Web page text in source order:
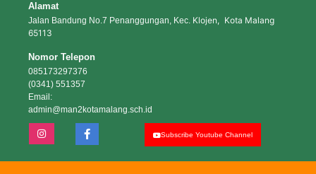
Alamat
Jalan Bandung No.7 Penanggungan, Kec. Klojen, Kota Malang
65113
Nomor Telepon
085173297376
(0341) 551357
Email:
admin@man2kotamalang.sch.id
Subscribe Youtube Channel